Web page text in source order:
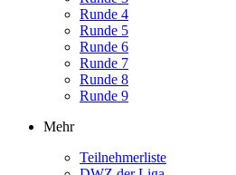
Runde 4
Runde 5
Runde 6
Runde 7
Runde 8
Runde 9
Mehr
Teilnehmerliste